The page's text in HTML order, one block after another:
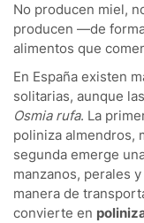
No producen miel,
producen —de
alimentos que
En España existen
solitarias, aunque
Osmia rufa. La
poliniza almendros,
segunda emerge
manzanos, perales
manera de
convierte en